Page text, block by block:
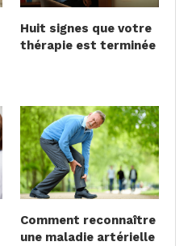
Huit signes que votre
thérapie est terminée
Comment reconnaître
une maladie artérielle